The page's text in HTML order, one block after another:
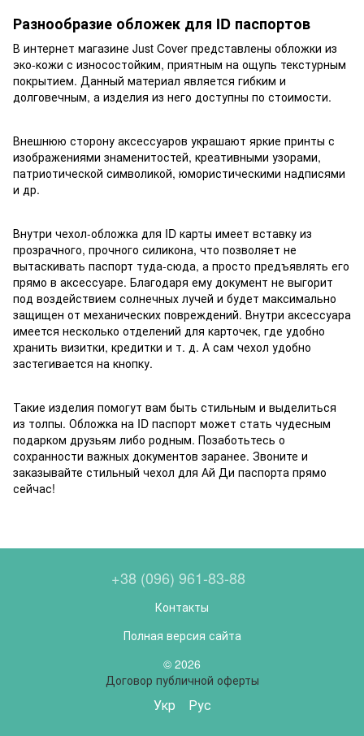
Разнообразие обложек для ID паспортов
В интернет магазине Just Cover представлены обложки из
эко-кожи с износостойким, приятным на ощупь текстурным
покрытием. Данный материал является гибким и
долговечным, а изделия из него доступны по стоимости.
Внешнюю сторону аксессуаров украшают яркие принты с
изображениями знаменитостей, креативными узорами,
патриотической символикой, юмористическими надписями
и др.
Внутри чехол-обложка для ID карты имеет вставку из
прозрачного, прочного силикона, что позволяет не
вытаскивать паспорт туда-сюда, а просто предъявлять его
прямо в аксессуаре. Благодаря ему документ не выгорит
под воздействием солнечных лучей и будет максимально
защищен от механических повреждений. Внутри аксессуара
имеется несколько отделений для карточек, где удобно
хранить визитки, кредитки и т. д. А сам чехол удобно
застегивается на кнопку.
Такие изделия помогут вам быть стильным и выделиться
из толпы. Обложка на ID паспорт может стать чудесным
подарком друзьям либо родным. Позаботьтесь о
сохранности важных документов заранее. Звоните и
заказывайте стильный чехол для Ай Ди паспорта прямо
сейчас!
+38 (096) 961-83-88
Контакты
Полная версия сайта
© 2026
Договор публичной оферты
Укр Рус